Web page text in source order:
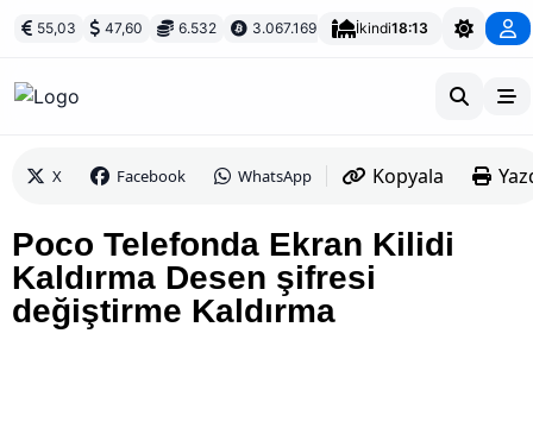
55,03 47,60 6.532 3.067.169 İkindi18:13
X Facebook WhatsApp Kopyala
Poco Telefonda Ekran Kilidi
Kaldırma Desen şifresi
değiştirme Kaldırma